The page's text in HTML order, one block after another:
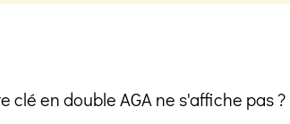
clé en double AGA ne s'affiche pas ?